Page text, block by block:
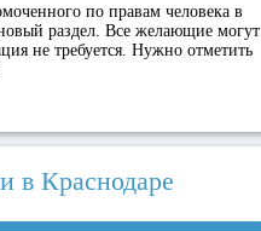
по правам человека в
раздел. Все желающие могут
не требуется. Нужно отметить
в Краснодаре